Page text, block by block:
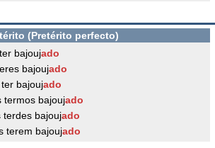
(Pretérito perfecto)
bajoujado
bajoujado
bajoujado
termos bajoujado
terdes bajoujado
terem bajoujado